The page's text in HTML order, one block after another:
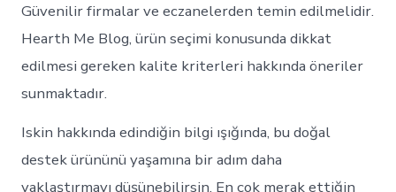
Güvenilir firmalar ve eczanelerden temin edilmelidir.
Hearth Me Blog, ürün seçimi konusunda dikkat
edilmesi gereken kalite kriterleri hakkında öneriler
sunmaktadır.
Iskin hakkında edindiğin bilgi ışığında, bu doğal
destek ürününü yaşamına bir adım daha
yaklaştırmayı düşünebilirsin. En çok merak ettiğin